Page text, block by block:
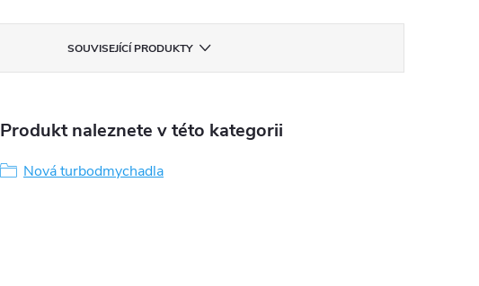
SOUVISEJÍCÍ PRODUKTY
Produkt naleznete v této kategorii
Nová turbodmychadla